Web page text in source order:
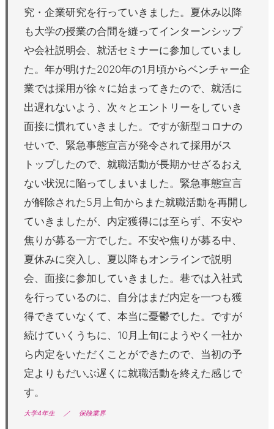
究・企業研究を行っていきました。夏休み以降
も大学の授業の合間を縫ってインターンシップ
や会社説明会、就活セミナーに参加していまし
た。年が明けた2020年の1月頃からベンチャー企
業では採用が徐々に始まってきたので、就活に
出遅れないよう、次々とエントリーをしていき
面接に慣れていきました。ですが新型コロナの
せいで、緊急事態宣言が発令されて採用がス
トップしたので、就職活動が長期かせざるおえ
ない状況に陥ってしまいました。緊急事態宣言
が解除された5月上旬からまた就職活動を再開し
ていきましたが、内定獲得には至らず、不安や
焦りが募る一方でした。不安や焦りが募る中、
夏休みに突入し、夏以降もオンラインで説明
会、面接に参加していきました。巷では入社式
を行っているのに、自分はまだ内定を一つも獲
得できていなくて、本当に憂鬱でした。ですが
続けていくうちに、10月上旬にようやく一社か
ら内定をいただくことができたので、当初の予
定よりもだいぶ遅くに就職活動を終えた感じで
す。
大学4年生 ／ 保険業界